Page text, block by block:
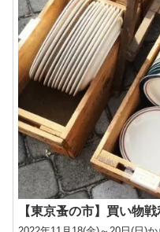
【東京蚤の市】買い物